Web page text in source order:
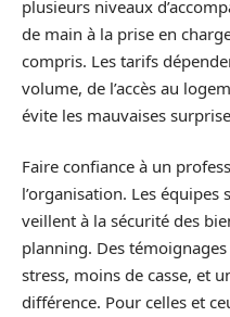
plusieurs niveaux
de main à la prise en
compris. Les tarifs
volume, de l’accès au
évite les mauvaises
Faire confiance à un
l’organisation. Les
veillent à la sécurité des
planning. Des
stress, moins de casse, et
différence. Pour celles et